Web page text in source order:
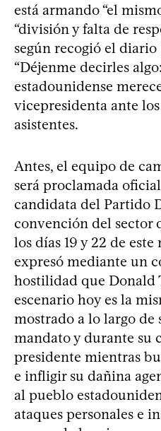
está armando “el
“división y falta de
según recogió el diario
“Déjenme decirles
estadounidense
vicepresidenta ante
asistentes.
Antes, el equipo de
será proclamada
candidata del Partido
convención del sector
los días 19 y 22 de
expresó mediante un
hostilidad que Donald
escenario hoy es la
mostrado a lo largo de
mandato y durante su
presidente mientras
e infligir su dañina
al pueblo
ataques personales e